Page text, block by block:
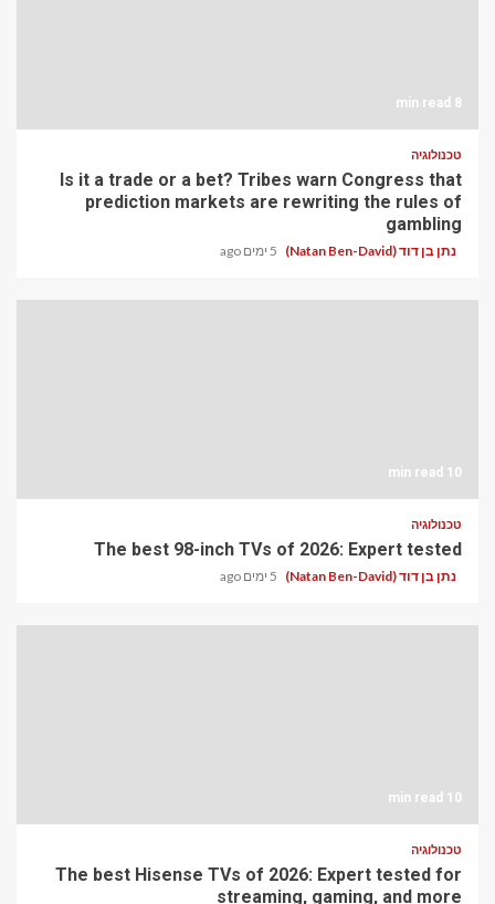
8 min read
טכנולוגיה
Is it a trade or a bet? Tribes warn Congress that
prediction markets are rewriting the rules of
gambling
נתן בן דוד (Natan Ben-David) 5 ימים ago
10 min read
טכנולוגיה
The best 98-inch TVs of 2026: Expert tested
נתן בן דוד (Natan Ben-David) 5 ימים ago
10 min read
טכנולוגיה
The best Hisense TVs of 2026: Expert tested for
streaming, gaming, and more